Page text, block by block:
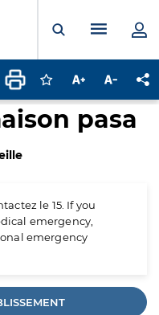
Ouvrir laMenu
Connectez-vous
Augmenter la
pasa
le 15. If you
emergency,
emergency